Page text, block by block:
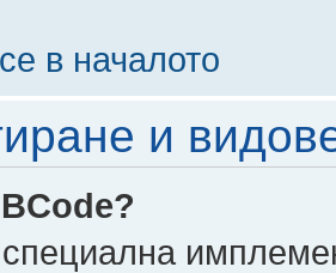
в началото
и